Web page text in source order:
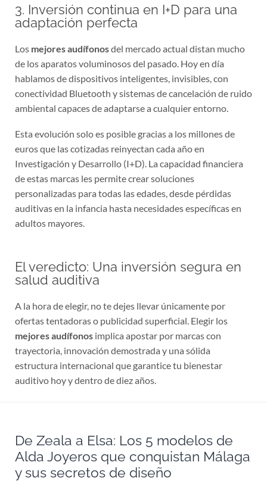
3. Inversión continua en I+D para una
adaptación perfecta
Los mejores audífonosdel mercado actual distan mucho
de los aparatos voluminosos del pasado. Hoy en día
hablamos de dispositivos inteligentes, invisibles, con
conectividad Bluetooth y sistemas de cancelación de ruido
ambiental capaces de adaptarse a cualquier entorno.
Esta evolución solo es posible gracias a los millones de
euros que las cotizadas reinyectan cada año en
Investigación y Desarrollo (I+D). La capacidad financiera
de estas marcas les permite crear soluciones
personalizadas para todas las edades, desde pérdidas
auditivas en la infancia hasta necesidades específicas en
adultos mayores.
El veredicto: Una inversión segura en
salud auditiva
A la hora de elegir, no te dejes llevar únicamente por
ofertas tentadoras o publicidad superficial. Elegir los
mejores audífonos implica apostar por marcas con
trayectoria, innovación demostrada y una sólida
estructura internacional que garantice tu bienestar
auditivo hoy y dentro de diez años.
De Zeala a Elsa: Los 5 modelos de
Alda Joyeros que conquistan Málaga
y sus secretos de diseño